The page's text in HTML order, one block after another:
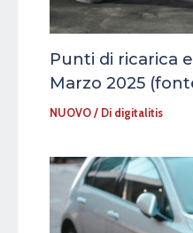
Punti di ricarica
Marzo 2025
NUOVO / Di digitalitis